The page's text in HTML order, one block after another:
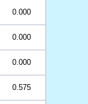
0.000
0.000
0.000
0.575